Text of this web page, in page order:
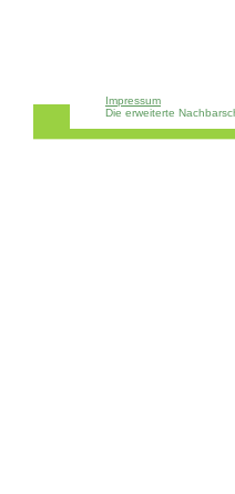
Impressum
Die erweiterte